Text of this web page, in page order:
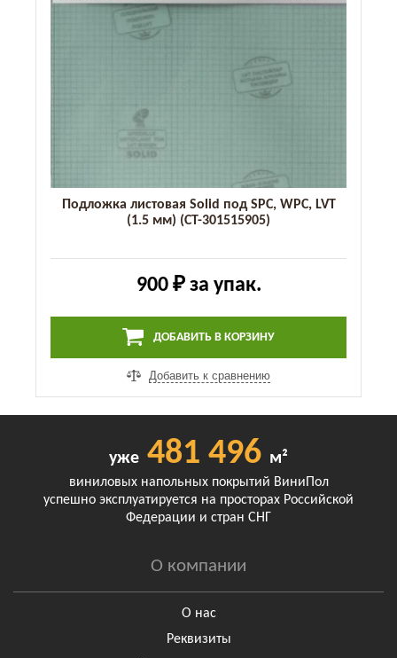
Подложка листовая Solid под SPC, WPC, LVT
(1.5 мм) (СТ-301515905)
900 ₽за упак.
ДОБАВИТЬ В КОРЗИНУ
Добавить к сравнению
уже 481 496 м²
виниловых напольных покрытий ВиниПол
успешно эксплуатируется на просторах Российской
Федерации и стран СНГ
О компании
О нас
Реквизиты